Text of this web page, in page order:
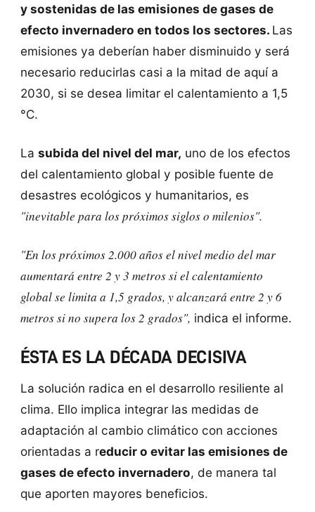
y sostenidas de las emisiones de gases de
efecto invernadero en todos los sectores. Las
emisiones ya deberían haber disminuido y será
necesario reducirlas casi a la mitad de aquí a
2030, si se desea limitar el calentamiento a 1,5
°C.
La subida del nivel del mar, uno de los efectos
del calentamiento global y posible fuente de
desastres ecológicos y humanitarios, es
"inevitable para los próximos siglos o milenios".
"En los próximos 2.000 años el nivel medio del mar
aumentará entre 2 y 3 metros si el calentamiento
global se limita a 1,5 grados, y alcanzará entre 2 y 6
metros si no supera los 2 grados", indica el informe.
ÉSTA ES LA DÉCADA DECISIVA
La solución radica en el desarrollo resiliente al
clima. Ello implica integrar las medidas de
adaptación al cambio climático con acciones
orientadas a reducir o evitar las emisiones de
gases de efecto invernadero, de manera tal
que aporten mayores beneficios.